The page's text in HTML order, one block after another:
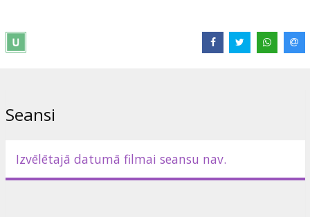
diriģenta pults — Rikardo Frica, kurš vada vienu no
visskaistākajiem operas darbiem.
Seansi
Izvēlētajā datumā filmai seansu nav.